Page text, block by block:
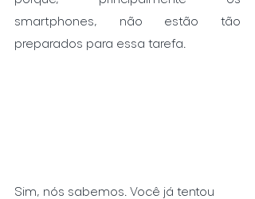
smartphones, não estão tão
preparados para essa tarefa.
Sim, nós sabemos. Você já tentou